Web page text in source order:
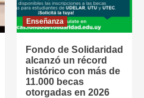
Enseñanza
Fondo de Solidaridad
alcanzó un récord
histórico con más de
11.000 becas
otorgadas en 2026